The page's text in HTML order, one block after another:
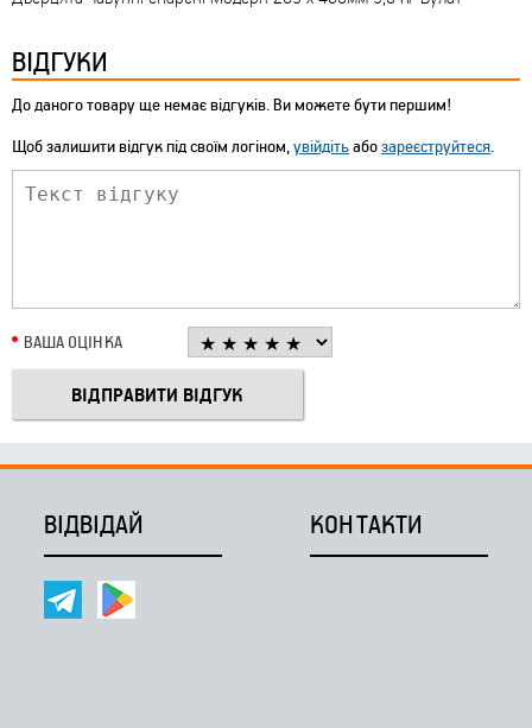
ВІДГУКИ
До даного товару ще немає відгуків. Ви можете бути першим!
Щоб залишити відгук під своїм логіном,увійдітьабозареєструйтеся.
ВАША ОЦІНКА
ВІДВІДАЙ КОНТАКТИ